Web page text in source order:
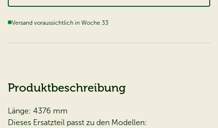
Versand voraussichtlich in Woche 33
Produktbeschreibung
Länge: 4376 mm
Dieses Ersatzteil passt zu den Modellen: